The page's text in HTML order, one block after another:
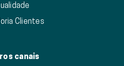
Clientes
canais